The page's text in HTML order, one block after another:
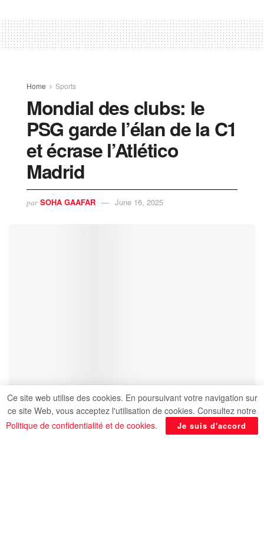
Home Sports
Mondial des clubs: le
PSG garde l’élan de la C1
et écrase l’Atlético
Madrid
par SOHA GAAFAR June 16, 2025
Paris SG a étrenné avec sérieux son nouveau
Ce site web utilise des cookies. En poursuivant votre navigation sur
ce site Web, vous acceptez l'utilisation de cookies. Consultez notre
Politique de confidentialité et de cookies. Je suis d'accord